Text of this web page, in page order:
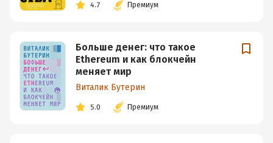
4.7 Премиум
Больше денег: что такое
Ethereum и как блокчейн
меняет мир
Виталик Бутерин
5.0 Премиум